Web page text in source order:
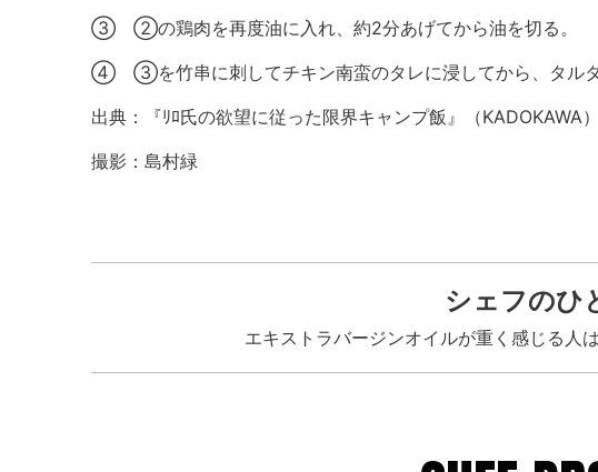
③ ②の鶏肉を再度油に入れ、約2分あげてから油を切る。
④ ③を竹串に刺してチキン南蛮のタレに浸してから、タルタ
出典：『ﾘﾛ氏の欲望に従った限界キャンプ飯』（KADOKAWA）
撮影：島村緑
シェフのひ
エキストラバージンオイルが重く感じる人